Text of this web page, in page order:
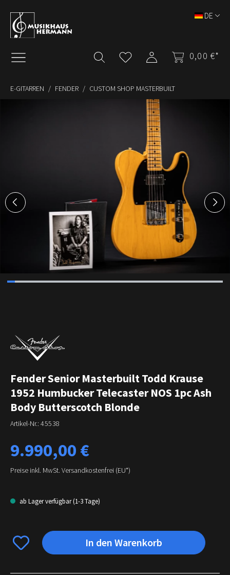
Zum Hauptinhalt springen
0,00 €*
DE
E-GITARREN FENDER CUSTOM SHOP MASTERBUILT
Fender Senior Masterbuilt Todd Krause
1952 Humbucker Telecaster NOS 1pc Ash
Body Butterscotch Blonde
Artikel-Nr.: 45538
Regulärer Preis:
9.990,00 €
Preise inkl. MwSt. Versandkostenfrei (EU*)
ab Lager verfügbar (1-3 Tage)
In den Warenkorb